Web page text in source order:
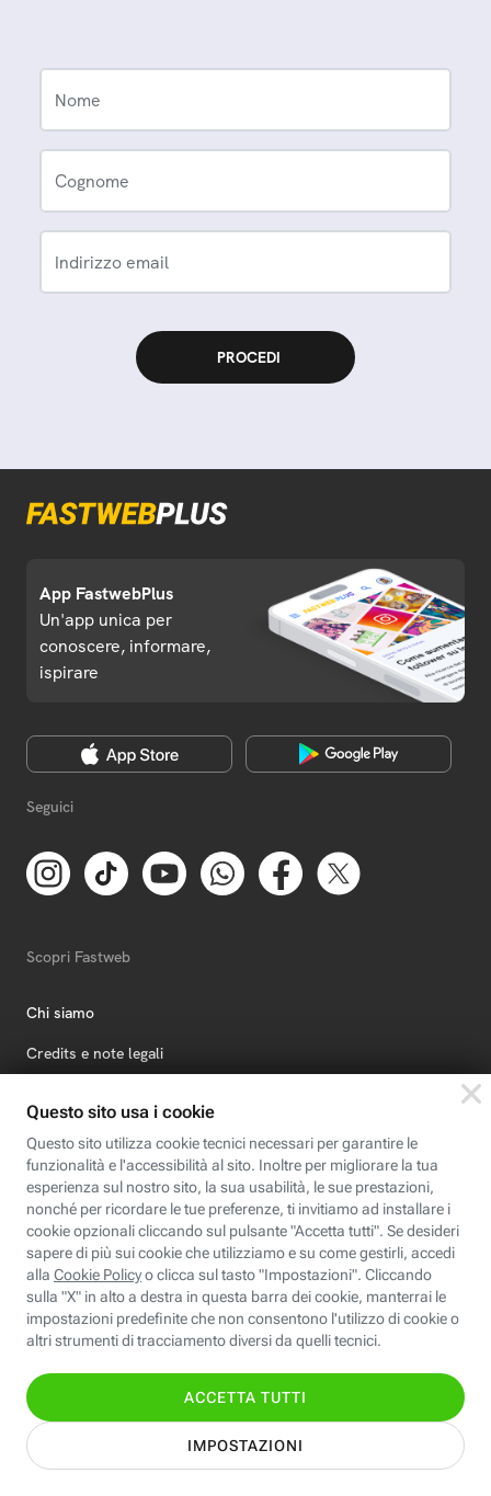
Nome
Cognome
Indirizzo email
App FastwebPlus
Un'app unica per
conoscere, informare,
ispirare
Seguici
Scopri Fastweb
Chi siamo
Credits e note legali
Formazione
Fastweb Digital Academy
STEP FuturAbility District
Insieme, siamo futuro
© Fastweb SpA 2026 - P.IVA 12878470157